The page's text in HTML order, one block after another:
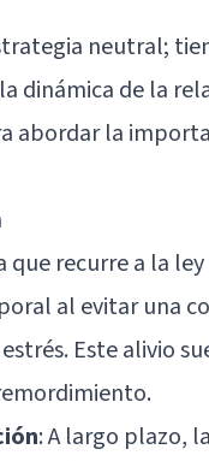
neutral;
dinámica de la
abordar la
que recurre a la
al evitar una
Este alivio
: A largo plazo,